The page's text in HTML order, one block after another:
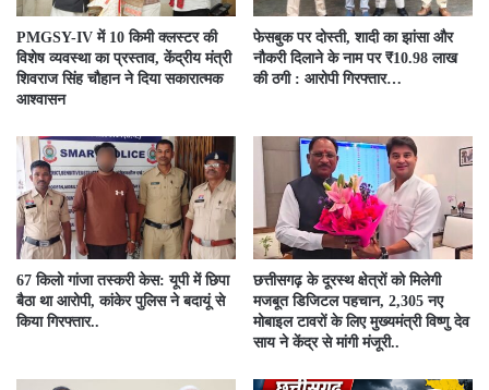
PMGSY-IV में 10 किमी क्लस्टर की
विशेष व्यवस्था का प्रस्ताव, केंद्रीय मंत्री
शिवराज सिंह चौहान ने दिया सकारात्मक
आश्वासन
फेसबुक पर दोस्ती, शादी का झांसा और
नौकरी दिलाने के नाम पर ₹10.98 लाख
की ठगी : आरोपी गिरफ्तार…
67 किलो गांजा तस्करी केस: यूपी में छिपा
बैठा था आरोपी, कांकेर पुलिस ने बदायूं से
किया गिरफ्तार..
छत्तीसगढ़ के दूरस्थ क्षेत्रों को मिलेगी
मजबूत डिजिटल पहचान, 2,305 नए
मोबाइल टावरों के लिए मुख्यमंत्री विष्णु देव
साय ने केंद्र से मांगी मंजूरी..